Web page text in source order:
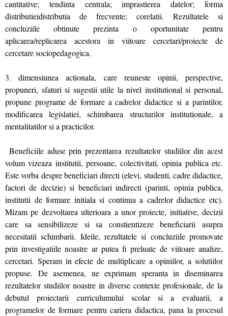
cantitative; tendinta centrala; imprastierea datelor; forma
distributieidistributia de frecvente; corelatii. Rezultatele si
concluziile obtinute prezinta o oportunitate pentru
aplicarea/replicarea acestora in viitoare cercetari/proiecte de
cercetare sociopedagogica.
3. dimensiunea actionala, care reuneste opinii, perspective,
propuneri, sfaturi si sugestii utile la nivel institutional si personal,
propune programe de formare a cadrelor didactice si a parintilor,
modificarea legislatiei, schimbarea structurilor institutionale, a
mentalitatilor si a practicilor.
Beneficiile aduse prin prezentarea rezultatelor studiilor din acest
volum vizeaza institutii, persoane, colectivitati, opinia publica etc.
Este vorba despre beneficiari directi (elevi, studenti, cadre didactice,
factori de decizie) si beneficiari indirecti (parinti, opinia publica,
institutii de formare initiala si continua a cadrelor didactice etc).
Mizam pe dezvoltarea ulterioara a unor proiecte, initiative, decizii
care sa sensibilizeze si sa constientizeze beneficiarii asupra
necesitatii schimbarii. Ideile, rezultatele si concluziile promovate
prin investigatiile noastre ar putea fi preluate de viitoare analize,
cercetari. Speram in efecte de multiplicare a opiniilor, a solutiilor
propuse. De asemenea, ne exprimam speranta in diseminarea
rezultatelor studiilor noastre in diverse contexte profesionale, de la
debutul proiectarii curriculumului scolar si a evaluarii, a
programelor de formare pentru cariera didactica, pana la procesul